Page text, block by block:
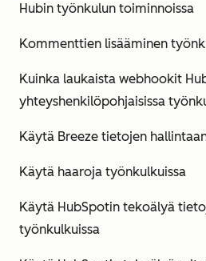
Hubin työnkulun toiminnoissa
Kommenttien lisääminen
Kuinka laukaista webhookit
yhteyshenkilöpohjaisissa
Käytä Breeze tietojen
Käytä haaroja työnkulkuissa
Käytä HubSpotin tekoälyä
työnkulkuissa